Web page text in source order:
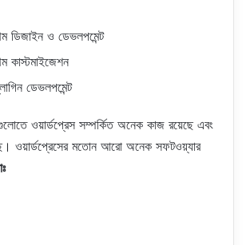
ডিজাইন ও ডেভলপমেন্ট
কাস্টমাইজেশন
ডেভলপমেন্ট
ওয়ার্ডপ্রেস সম্পর্কিত অনেক কাজ রয়েছে এবং
ওয়ার্ডপ্রেসের মতোন আরো অনেক সফটওয়্যার